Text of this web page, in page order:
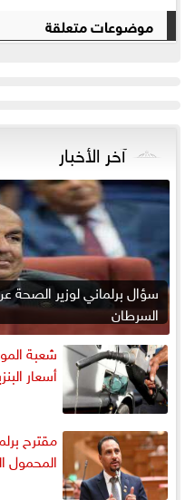
موضوعات متعلقة
آخر الأخبار
سؤال برلماني لوزير الصحة
السرطان
شعبة
أسعار
مقترح
المحمول